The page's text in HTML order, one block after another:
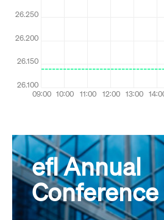
efl Annual